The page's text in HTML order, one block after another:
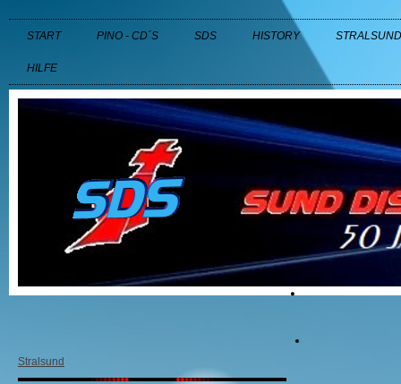
START PINO - CD´S SDS HISTORY STRALSUND
HILFE
Stralsund